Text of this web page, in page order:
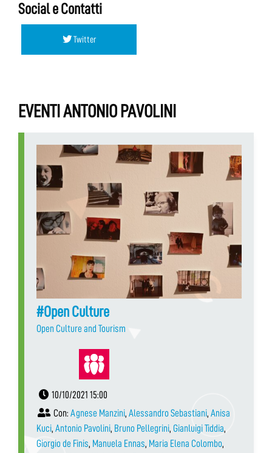
Social e Contatti
Twitter
EVENTI ANTONIO PAVOLINI
#Open Culture
Open Culture and Tourism
10/10/2021 15:00
Con: Agnese Manzini, Alessandro Sebastiani, Anisa
Kuci, Antonio Pavolini, Bruno Pellegrini, Gianluigi Tiddia,
Giorgio de Finis, Manuela Ennas, Maria Elena Colombo,